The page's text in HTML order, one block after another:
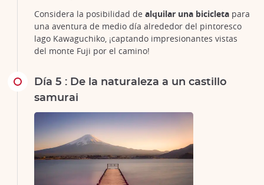
Considera la posibilidad de alquilar una bicicleta para
una aventura de medio día alrededor del pintoresco
lago Kawaguchiko, ¡captando impresionantes vistas
del monte Fuji por el camino!
Día 5 : De la naturaleza a un castillo
samurai